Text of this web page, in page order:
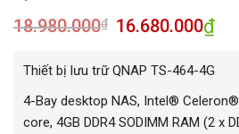
18.980.000₫ 16.680.000₫
Thiết bị lưu trữ QNAP TS-464-4G
4-Bay desktop NAS, Intel®
core, 4GB DDR4 SODIMM RAM (2 x